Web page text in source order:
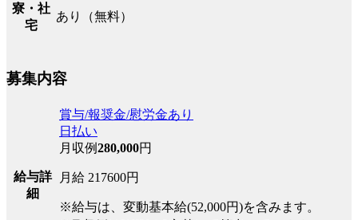
寮・社
宅
あり（無料）
募集内容
給与詳
細
賞与/報奨金/慰労金あり
日払い
月収例280,000円
月給 217600円
※給与は、変動基本給(52,000円)を含みます。